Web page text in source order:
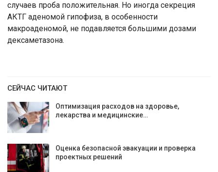
случаев проба положительная. Но иногда секреция
АКТГ аденомой гипофиза, в особенности
макроаденомой, не подавляется большими дозами
дексаметазона.
СЕЙЧАС ЧИТАЮТ
Оптимизация расходов на здоровье,
лекарства и медицинские…
Оценка безопасной эвакуации и проверка
проектных решений